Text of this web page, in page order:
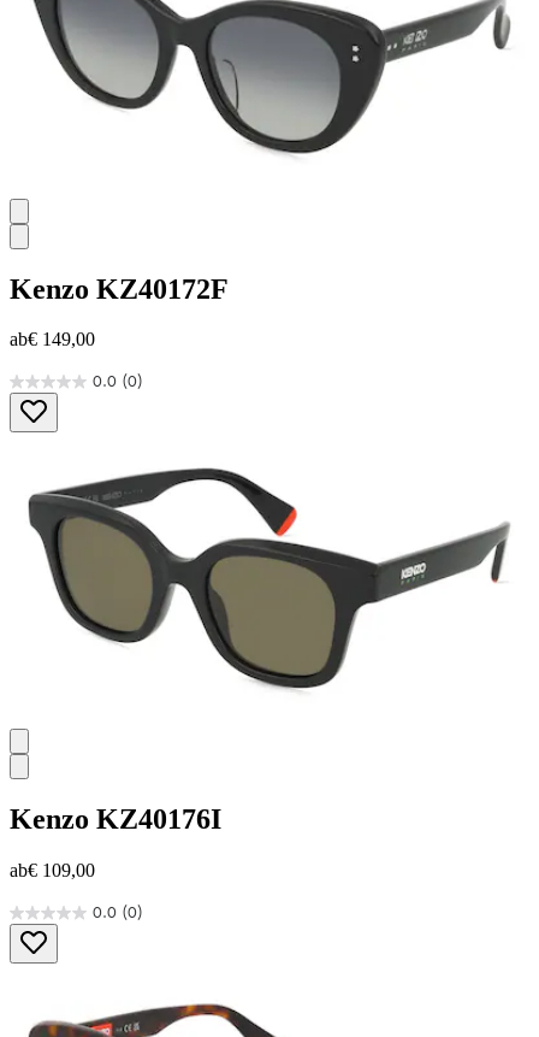
Kenzo KZ40172F
ab€ 149,00
0.0 (0)
0.0
von
5
Kenzo KZ40176I
ab€ 109,00
0.0 (0)
0.0
von
5